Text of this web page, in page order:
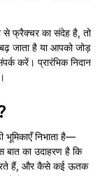
से फ्रैक्चर का संदेह है, तो
जाता है या आपको जोड़
करें। प्रारंभिक निदान
भूमिकाएँ निभाता है—
का उदाहरण है कि
करते हैं, और कैसे कई ऊतक